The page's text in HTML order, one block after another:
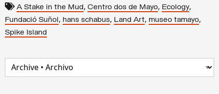
A Stake in the Mud, Centro dos de Mayo, Ecology,
Fundació Suñol , hans schabus, Land Art, museo tamayo,
Spike Island